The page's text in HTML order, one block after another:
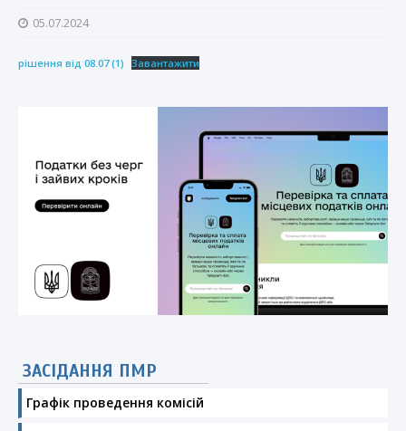
05.07.2024
рішення від 08.07 (1) Завантажити
ЗАСІДАННЯ ПМР
Графік проведення комісій